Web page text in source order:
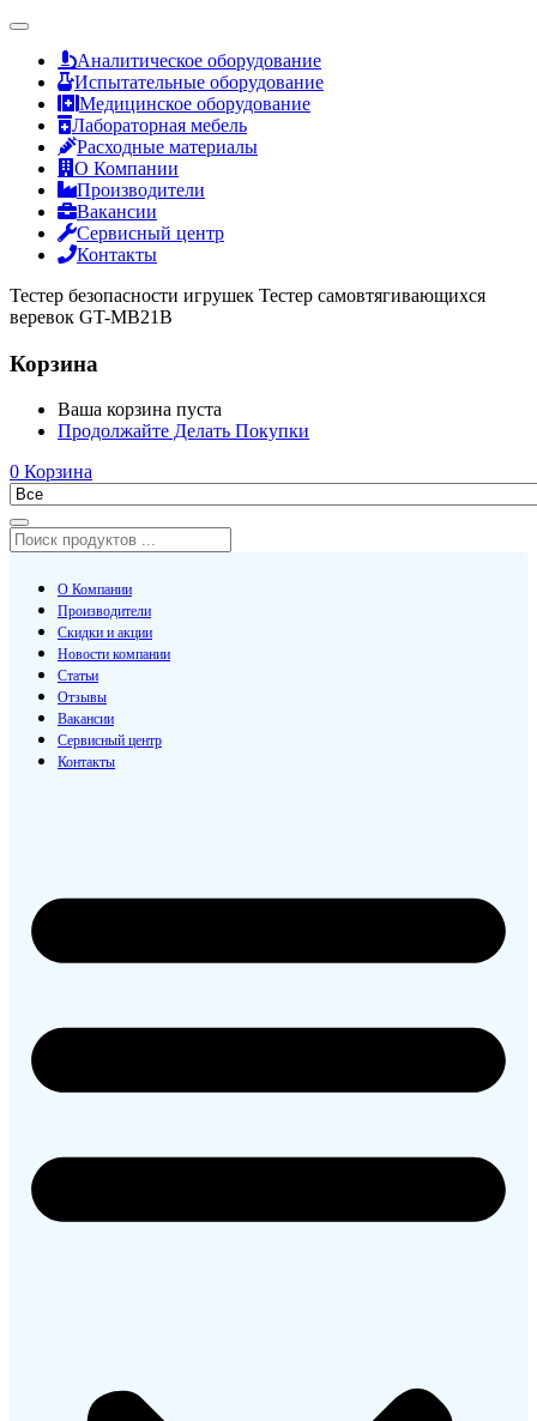
Аналитическое оборудование
Испытательные оборудование
Медицинское оборудование
Лабораторная мебель
Расходные материалы
О Компании
Производители
Вакансии
Сервисный центр
Контакты
Тестер безопасности игрушек Тестер самовтягивающихся
веревок GT-MB21B
Корзина
Ваша корзина пуста
Продолжайте Делать Покупки
0 Корзина
О Компании
Производители
Скидки и акции
Новости компании
Статьи
Отзывы
Вакансии
Сервисный центр
Контакты